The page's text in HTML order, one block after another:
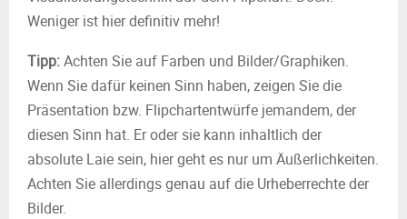
Weniger ist hier definitiv mehr!
Tipp:Achten Sie auf Farben und Bilder/Graphiken.
Wenn Sie dafür keinen Sinn haben, zeigen Sie die
Präsentation bzw. Flipchartentwürfe jemandem, der
diesen Sinn hat. Er oder sie kann inhaltlich der
absolute Laie sein, hier geht es nur um Äußerlichkeiten.
Achten Sie allerdings genau auf die Urheberrechte der
Bilder.